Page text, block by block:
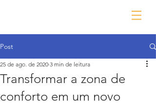
Post
Transformar a zona de
conforto em um novo
25 de ago. de 2020 3 min de leitura